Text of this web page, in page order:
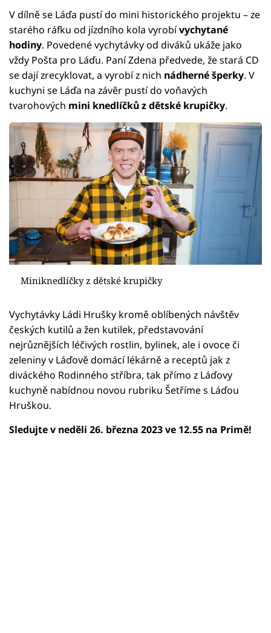
V dílně se Láďa pustí do mini historického projektu – ze
starého ráfku od jízdního kola vyrobívychytané
hodiny. Povedené vychytávky od diváků ukáže jako
vždy Pošta pro Láďu. Paní Zdena předvede, že stará CD
se dají zrecyklovat, a vyrobí z nich nádherné šperky. V
kuchyni se Láďa na závěr pustí do voňavých
tvarohových mini knedlíčků z dětské krupičky.
Miniknedlíčky z dětské krupičky
Vychytávky Ládi Hrušky kromě oblíbených návštěv
českých kutilů a žen kutilek, představování
nejrůznějších léčivých rostlin, bylinek, ale i ovoce či
zeleniny v Láďově domácí lékárně a receptů jak z
diváckého Rodinného stříbra, tak přímo z Láďovy
kuchyně nabídnou novou rubriku Šetříme s Láďou
Hruškou.
Sledujte v neděli 26. března 2023 ve 12.55 na Primě!